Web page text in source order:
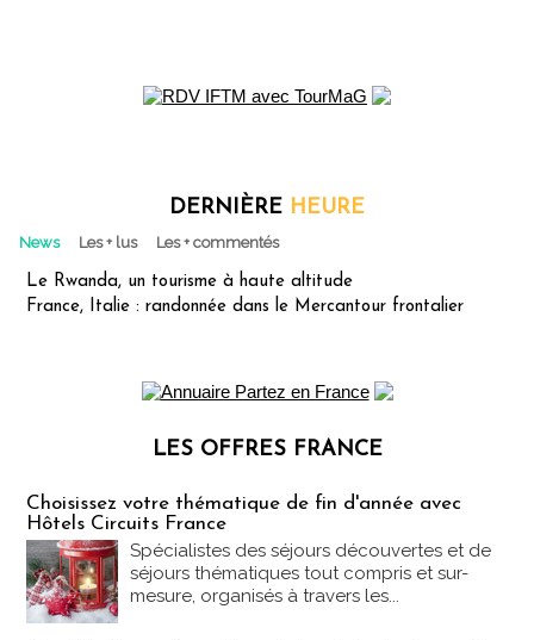
DERNIÈRE HEURE
News Les + lus Les + commentés
Le Rwanda, un tourisme à haute altitude
France, Italie : randonnée dans le Mercantour frontalier
LES OFFRES FRANCE
Choisissez votre thématique de fin d'année avec
Hôtels Circuits France
Spécialistes des séjours découvertes et de
séjours thématiques tout compris et sur-
mesure, organisés à travers les...